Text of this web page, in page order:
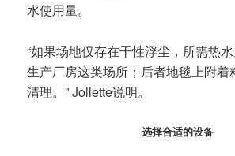
水使用量。
“如果场地仅存在干性浮尘，所需热水
生产厂房这类场所；后者地毯上附着
清理。” Jollette说明。
选择合适的设备